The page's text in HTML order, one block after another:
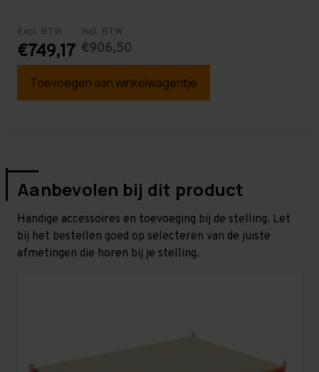
Excl. BTW
€749,17
Incl. BTW
€906,50
Toevoegen aan winkelwagentje
Aanbevolen bij dit product
Handige accessoires en toevoeging bij de stelling. Let
bij het bestellen goed op selecteren van de juiste
afmetingen die horen bij je stelling.